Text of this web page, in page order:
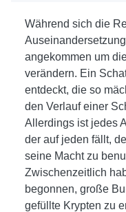
Während sich die
angekommen um
verändern. Ein
entdeckt, die so
den Verlauf einer
Allerdings ist jedes
der auf jeden fällt,
seine Macht zu
Zwischenzeitlich
begonnen, große
gefüllte Krypten zu